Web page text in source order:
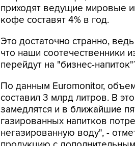
приходят ведущие мировые
кофе составят 4% в год.
Это достаточно странно,
что наши соотечественники
перейдут на "бизнес-
По данным Euromonitor,
составил 3 млрд литров. В
замедлятся и в ближайшие
газированных напитков
негазированную воду", -